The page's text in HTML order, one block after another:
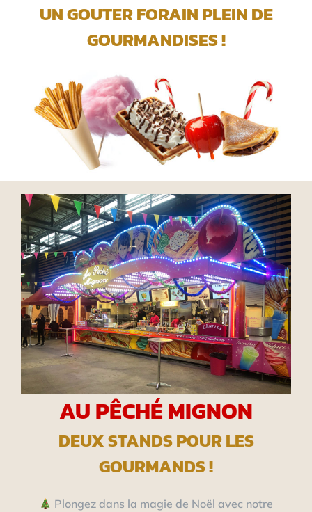
UN GOUTER FORAIN PLEIN DE
GOURMANDISES !
AU PÊCHÉ MIGNON
DEUX STANDS POUR LES
GOURMANDS !
Plongez dans la magie de Noël avec notre